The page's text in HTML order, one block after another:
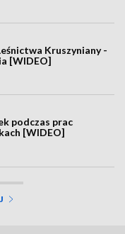
Kruszyniany -
[WIDEO]
podczas prac
[WIDEO]